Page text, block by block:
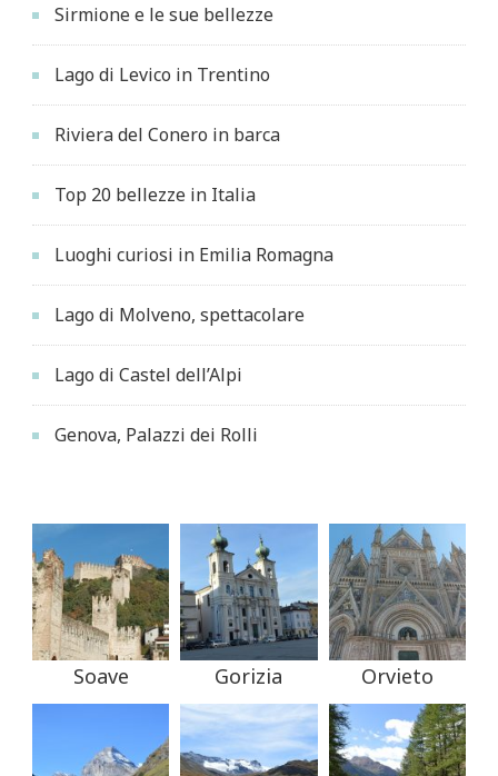
Sirmione e le sue bellezze
Lago di Levico in Trentino
Riviera del Conero in barca
Top 20 bellezze in Italia
Luoghi curiosi in Emilia Romagna
Lago di Molveno, spettacolare
Lago di Castel dell’Alpi
Genova, Palazzi dei Rolli
Soave Gorizia Orvieto